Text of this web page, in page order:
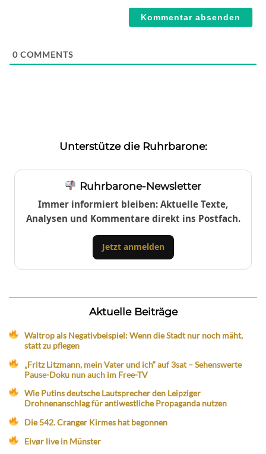
0 COMMENTS
Unterstütze die Ruhrbarone:
Ruhrbarone-Newsletter
Immer informiert bleiben: Aktuelle Texte,
Analysen und Kommentare direkt ins Postfach.
Jetzt anmelden
Aktuelle Beiträge
Waltrop als Negativbeispiel: Wenn die Stadt nur noch mäht,
statt zu pflegen
„Fritz Litzmann, mein Vater und ich“ auf 3sat – Sehenswerte
Pause-Doku nun auch im Free-TV
Wie Putins deutsche Lautsprecher den Leipziger
Drohnenanschlag für antiwestliche Propaganda nutzen
Die 542. Cranger Kirmes hat begonnen
Eivør live in Münster